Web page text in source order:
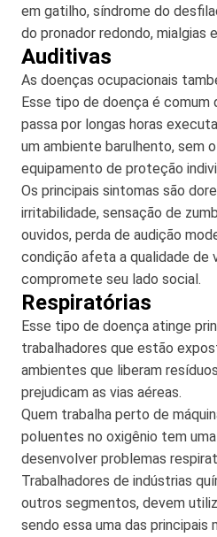
em gatilho, síndrome do
do pronador redondo, mialgias
Auditivas
As doenças ocupacionais
Esse tipo de doença é comum
passa por longas horas
um ambiente barulhento, sem
equipamento de proteção
Os principais sintomas são
irritabilidade, sensação de
ouvidos, perda de audição
condição afeta a qualidade de
compromete seu lado social.
Respiratórias
Esse tipo de doença atinge
trabalhadores que estão
ambientes que liberam
prejudicam as vias aéreas.
Quem trabalha perto de
poluentes no oxigênio tem
desenvolver problemas
Trabalhadores de indústrias
outros segmentos, devem
sendo essa uma das principais